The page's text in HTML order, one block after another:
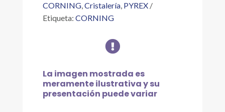
CON
MORTERO
45
ML
cantidad
CORNING,Cristalería, PYREX
Etiqueta: CORNING

La imagen mostrada es
meramente ilustrativa y su
presentación puede variar